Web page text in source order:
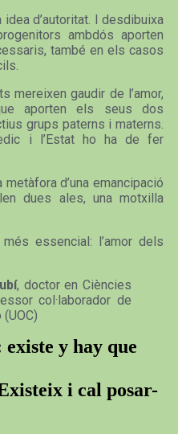
d’autoritat. I desdibuixa
ambdós aporten
també en els casos
mereixen gaudir de l’amor,
aporten els seus dos
grups paterns i materns.
i l’Estat ho ha de fer
d’una emancipació
dues ales, una motxilla
essencial: l’amor dels
, doctor en Ciències
col·laborador de
y hay que
i cal posar-